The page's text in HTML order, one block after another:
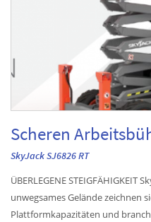
Scheren
SkyJack SJ6826 RT
ÜBERLEGENE
unwegsames Gelände zeichnen
Plattformkapazitäten und